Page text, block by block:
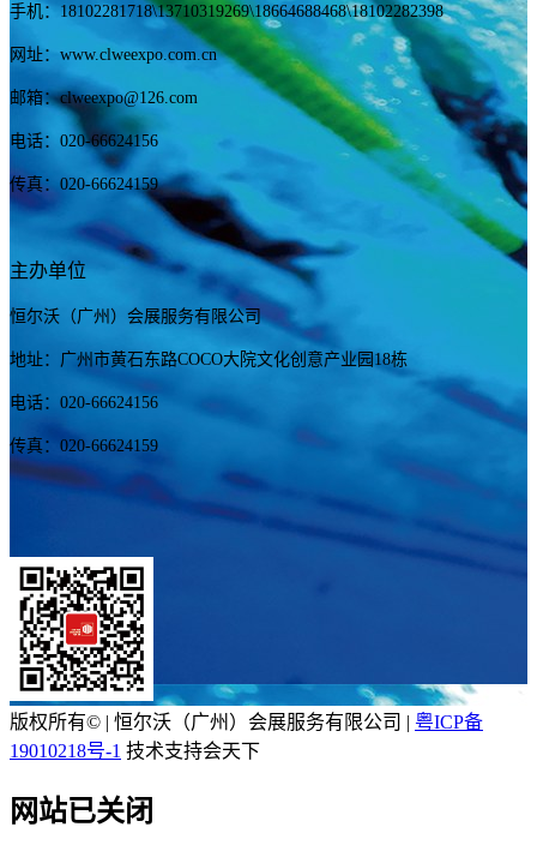
手机： 18102281718\13710319269\18664688468\18102282398
网址：www.clweexpo.com.cn
邮箱：clweexpo@126.com
电话：020-66624156
传真：020-66624159
主办单位
恒尔沃（广州）会展服务有限公司
地址：广州市黄石东路COCO大院文化创意产业园18栋
电话：020-66624156
传真：020-66624159
版权所有© | 恒尔沃（广州）会展服务有限公司 | 粤ICP备
19010218号-1 技术支持会天下
网站已关闭